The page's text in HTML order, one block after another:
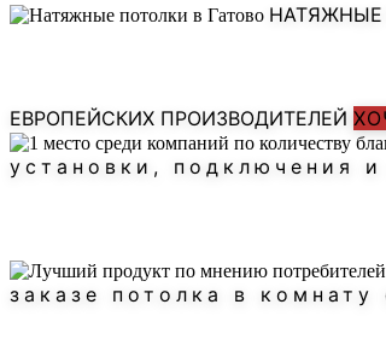
НАТЯЖНЫЕ
ЕВРОПЕЙСКИХ ПРОИЗВОДИТЕЛЕЙ
установки, подключения
заказе потолка в